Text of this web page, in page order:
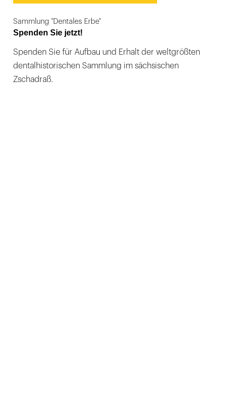
Sammlung "Dentales Erbe"
Spenden Sie jetzt!
Spenden Sie für Aufbau und Erhalt der weltgrößten
dentalhistorischen Sammlung im sächsischen
Zschadraß.